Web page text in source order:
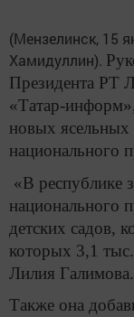
(Мензелинск, 15
Хамидуллин).
Президента РТ
«Татар-
новых ясельных
национального
«В республике
национального
детских садов,
которых 3,1
Лилия Галимова.
Также она